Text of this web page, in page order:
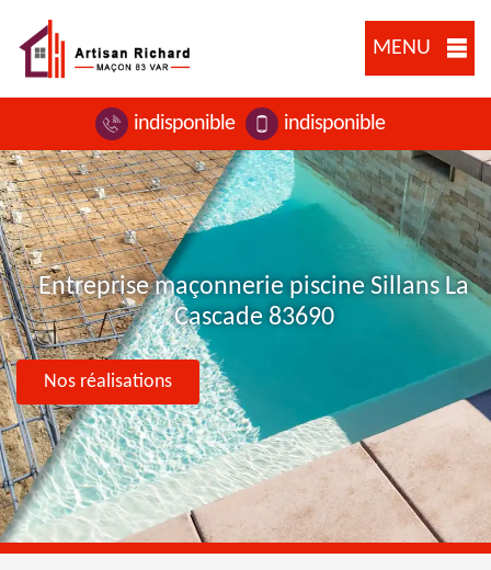
MENU
indisponible indisponible
Entreprise maçonnerie piscine Sillans La
Cascade 83690
Nos réalisations